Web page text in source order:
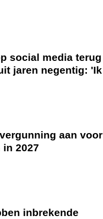
social media terug
jaren negentig: 'Ik
aan voor
2027
inbrekende